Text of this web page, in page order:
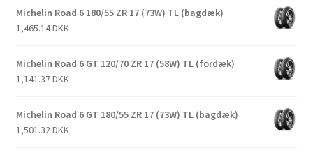
Michelin Road 6 180/55 ZR 17 (73W) TL (bagdæk)
1,465.14 DKK
Michelin Road 6 GT 120/70 ZR 17 (58W) TL (fordæk)
1,141.37 DKK
Michelin Road 6 GT 180/55 ZR 17 (73W) TL (bagdæk)
1,501.32 DKK